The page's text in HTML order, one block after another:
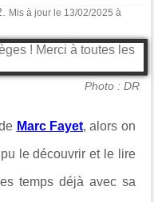
Mis à jour le 13/02/2025 à
Photo : DR
Marc Fayet, alors on
le découvrir et le lire
temps déjà avec sa